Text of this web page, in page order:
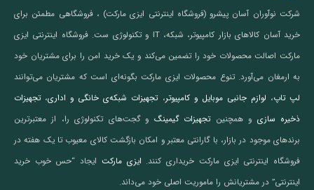
شرکت نوآوران آسان پیشرو (فروشگاه اینترنتی ایزی مارکت) ، فروشگاهی مطمئن برای
خرید آسان کالاهای بازار کامپیوتر، شبکه، IT و تکنولوژی ست. فروشگاه اینترنتی ایزی
مارکت اصالت محصولات خود را تضمین می‌کند و یک خرید امن را برای مشتریان خود
به ارمغان می‌آورد. تنوع محصولات ایزی مارکت بگونه‌ای است که مشتریان می‌توانند
لپ تاپ، لوازم جانبی موبایل و کامپیوتر،تجهیزات شبکه‌ی خانگی و اداری،تجهیزات
ذخیره سازی و همچنینتجهیزات گیمینگ و گجت‌های تکنولوژی را، از معتبرترین
برندهای موجود در بازار، با گارانتی معتبر و امکان بازگشت کالای معیوب تا یک هفته در
فروشگاه اینترنتی ایزی مارکت خریداری کنند. ایزی مارکت ایجاد “حس خوب خرید
اینترنتی” در مشتریانش را ماموریت اصلی خود می‌داند.